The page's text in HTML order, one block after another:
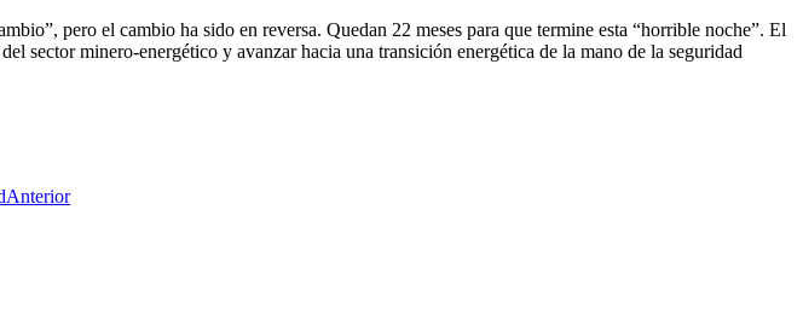
pero el cambio ha sido en reversa. Quedan 22 meses para que termine esta “horrible noche”. El
sector minero-energético y avanzar hacia una transición energética de la mano de la seguridad
Anterior